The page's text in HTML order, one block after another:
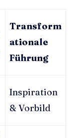
Transform
ationale
Führung
Inspiration
& Vorbild